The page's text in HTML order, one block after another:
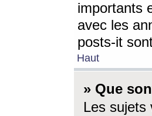
importants
avec les
posts-it
Haut
» Que
Les sujets